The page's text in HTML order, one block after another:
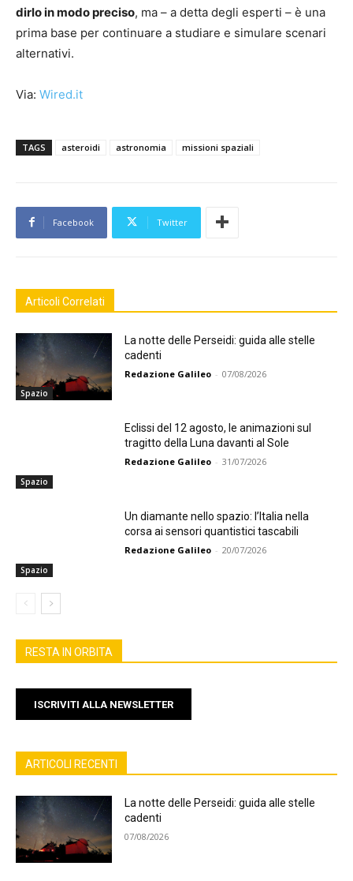
dirlo in modo preciso, ma – a detta degli esperti – è una
prima base per continuare a studiare e simulare scenari
alternativi.
Via: Wired.it
TAGS asteroidi astronomia missioni spaziali
Facebook Twitter
Articoli Correlati
Spazio
La notte delle Perseidi: guida alle stelle
cadenti
Redazione Galileo - 07/08/2026
Spazio
Eclissi del 12 agosto, le animazioni sul
tragitto della Luna davanti al Sole
Redazione Galileo - 31/07/2026
Spazio
Un diamante nello spazio: l’Italia nella
corsa ai sensori quantistici tascabili
Redazione Galileo - 20/07/2026
RESTA IN ORBITA
ISCRIVITI ALLA NEWSLETTER
ARTICOLI RECENTI
La notte delle Perseidi: guida alle stelle
cadenti
07/08/2026